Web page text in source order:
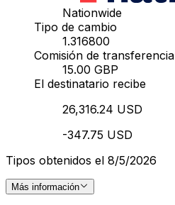
Nationwide
Tipo de cambio
1.316800
Comisión de transferencia
15.00 GBP
El destinatario recibe
26,316.24 USD
-347.75 USD
Tipos obtenidos el 8/5/2026
Más información